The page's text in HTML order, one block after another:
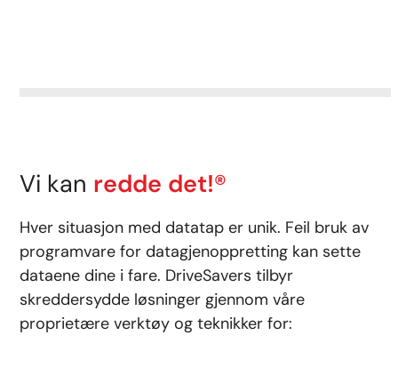
Vi kan redde det!®
Hver situasjon med datatap er unik. Feil bruk av
programvare for datagjenoppretting kan sette
dataene dine i fare. DriveSavers tilbyr
skreddersydde løsninger gjennom våre
proprietære verktøy og teknikker for: